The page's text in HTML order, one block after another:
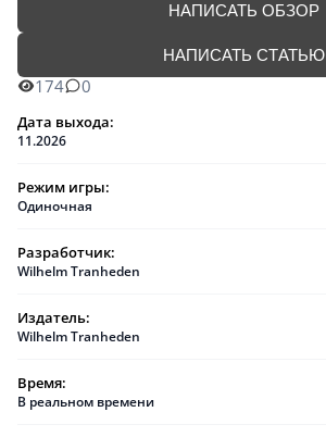
НАПИСАТЬ ОБЗОР
НАПИСАТЬ СТАТЬЮ
174 0
Дата выхода:
11.2026
Режим игры:
Одиночная
Разработчик:
Wilhelm Tranheden
Издатель:
Wilhelm Tranheden
Время:
В реальном времени